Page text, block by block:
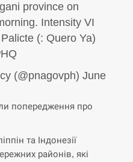
сократились втрое,
баржі для
до…
province on
Intensity VI
(: Quero Ya)
(@pnagovph) June
попередження про
та Індонезії
районів, які